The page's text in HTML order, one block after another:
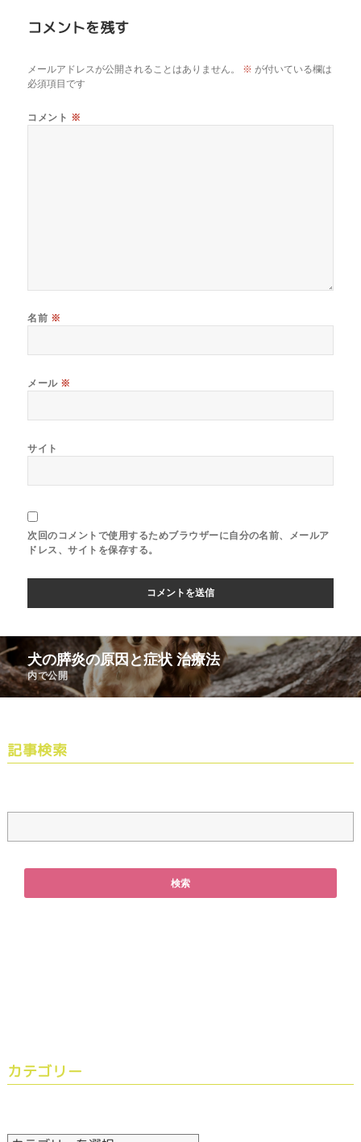
コメントを残す
メールアドレスが公開されることはありません。 ※ が付いている欄は
必須項目です
コメント ※
名前 ※
メール ※
サイト
次回のコメントで使用するためブラウザーに自分の名前、メールア
ドレス、サイトを保存する。
犬の膵炎の原因と症状 治療法
内で公開
記事検索
カテゴリー